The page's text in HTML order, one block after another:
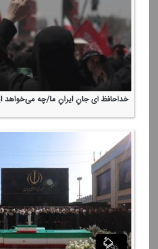
خداحافظ ای جانِ ایرانِ ما/چه می‌خواهد